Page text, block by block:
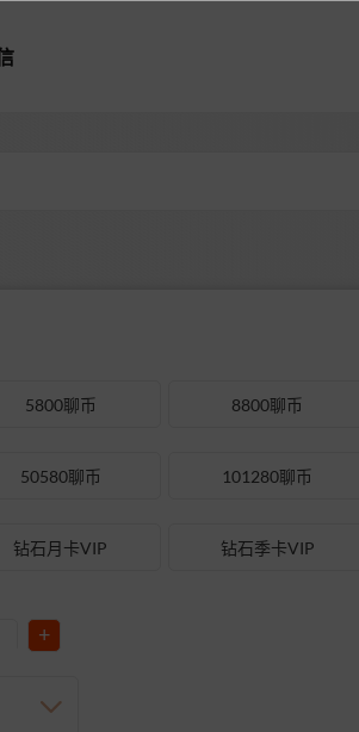
5800聊币 8800聊币
50580聊币 101280聊币
钻石月卡VIP 钻石季卡VIP
+